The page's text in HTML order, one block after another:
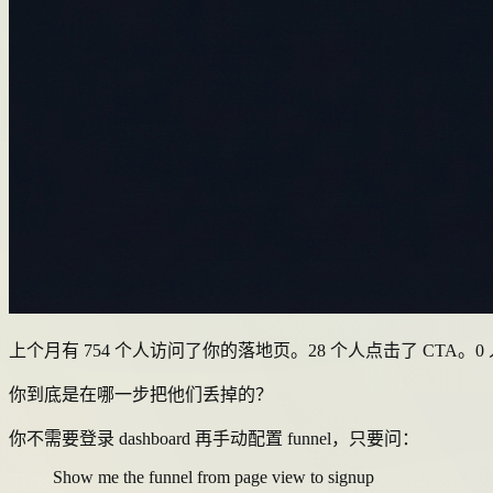
上个月有 754 个人访问了你的落地页。28 个人点击了 CTA。0
你到底是在哪一步把他们丢掉的？
你不需要登录 dashboard 再手动配置 funnel，只要问：
Show me the funnel from page view to signup